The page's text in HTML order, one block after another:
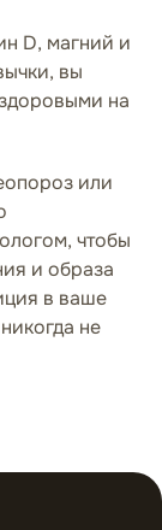
D, магний и
вы
на
или
чтобы
и образа
в ваше
не